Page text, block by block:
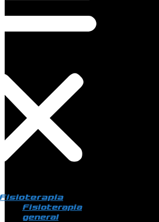
Fisioterapia
general